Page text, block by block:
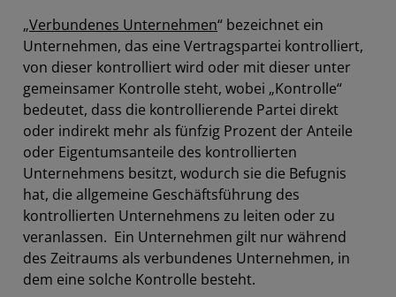
„Verbundenes Unternehmen“ bezeichnet ein
Unternehmen, das eine Vertragspartei kontrolliert,
von dieser kontrolliert wird oder mit dieser unter
gemeinsamer Kontrolle steht, wobei „Kontrolle“
bedeutet, dass die kontrollierende Partei direkt
oder indirekt mehr als fünfzig Prozent der Anteile
oder Eigentumsanteile des kontrollierten
Unternehmens besitzt, wodurch sie die Befugnis
hat, die allgemeine Geschäftsführung des
kontrollierten Unternehmens zu leiten oder zu
veranlassen. Ein Unternehmen gilt nur während
des Zeitraums als verbundenes Unternehmen, in
dem eine solche Kontrolle besteht.